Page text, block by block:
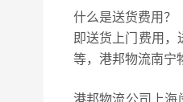
什么是送货费用？
即送货上门费用
等，港邦物流南宁
港邦物流公司上海